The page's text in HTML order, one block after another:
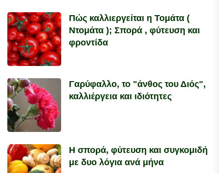
Πώς καλλιεργείται η Τομάτα (
Ντομάτα ); Σπορά , φύτευση και
φροντίδα
Γαρύφαλλο, το "άνθος του Διός",
καλλιέργεια και ιδιότητες
Η σπορά, φύτευση και συγκομιδή
με δυο λόγια ανά μήνα